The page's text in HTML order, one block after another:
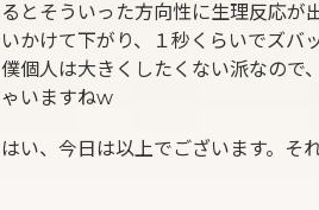
るとそういった方向性に生理反応が
いかけて下がり、１秒くらいでズバ
僕個人は大きくしたくない派なので
ゃいますねw
はい、今日は以上でございます。そ